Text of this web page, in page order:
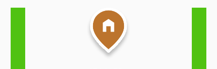
VOIR SUR LA CARTE